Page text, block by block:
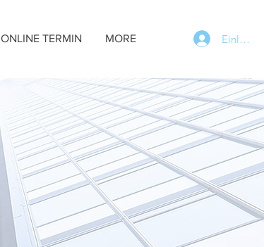
ONLINE TERMIN MORE Einloggen